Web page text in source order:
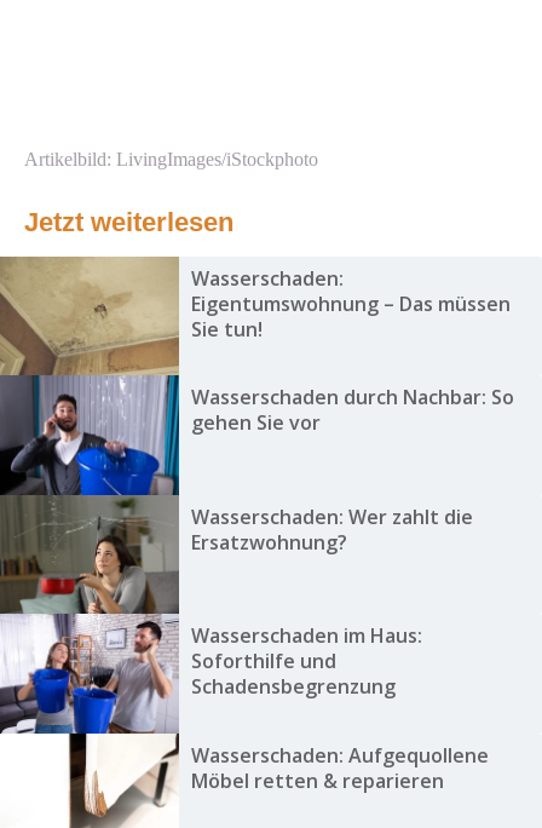
Artikelbild: LivingImages/iStockphoto
Jetzt weiterlesen
Wasserschaden:
Eigentumswohnung – Das müssen
Sie tun!
Wasserschaden durch Nachbar: So
gehen Sie vor
Wasserschaden: Wer zahlt die
Ersatzwohnung?
Wasserschaden im Haus:
Soforthilfe und
Schadensbegrenzung
Wasserschaden: Aufgequollene
Möbel retten & reparieren